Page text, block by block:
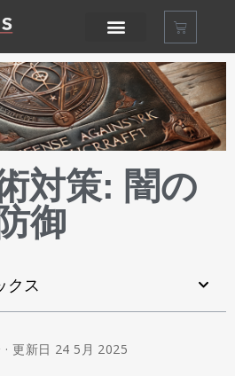
対策: 闇の
御
クス
更新日 24 5月 2025